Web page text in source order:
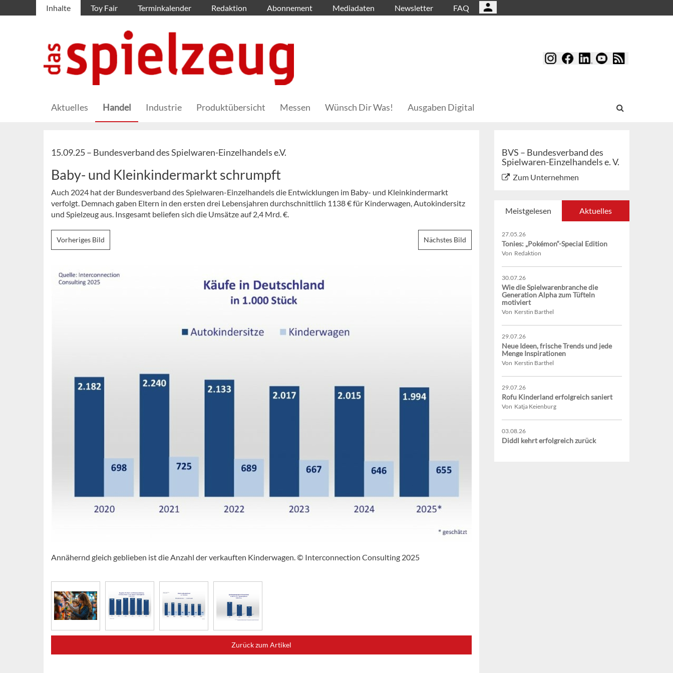
Inhalte Toy Fair Terminkalender Redaktion Abonnement Mediadaten Newsletter FAQ
Aktuelles Handel Industrie Produktübersicht Messen Wünsch Dir Was! Ausgaben Digital
15.09.25 – Bundesverband des Spielwaren-Einzelhandels e.V.
Baby- und Kleinkindermarkt schrumpft
Auch 2024 hat der Bundesverband des Spielwaren-Einzelhandels die Entwicklungen im Baby- und Kleinkindermarkt
verfolgt. Demnach gaben Eltern in den ersten drei Lebensjahren durchschnittlich 1138 € für Kinderwagen, Autokindersitz
und Spielzeug aus. Insgesamt beliefen sich die Umsätze auf 2,4 Mrd. €.
Vorheriges Bild Nächstes Bild
Annähernd gleich geblieben ist die Anzahl der verkauften Kinderwagen. © Interconnection Consulting 2025
Zurück zum Artikel
BVS – Bundesverband des
Spielwaren-Einzelhandels e. V.
Zum Unternehmen
Meistgelesen Aktuelles
27.05.26
Tonies: „Pokémon“-Special Edition
Von Redaktion
30.07.26
Wie die Spielwarenbranche die
Generation Alpha zum Tüfteln
motiviert
Von Kerstin Barthel
29.07.26
Neue Ideen, frische Trends und jede
Menge Inspirationen
Von Kerstin Barthel
29.07.26
Rofu Kinderland erfolgreich saniert
Von Katja Keienburg
03.08.26
Diddl kehrt erfolgreich zurück